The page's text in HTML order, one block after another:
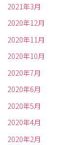
2021年3月
2020年12月
2020年11月
2020年10月
2020年7月
2020年6月
2020年5月
2020年4月
2020年2月